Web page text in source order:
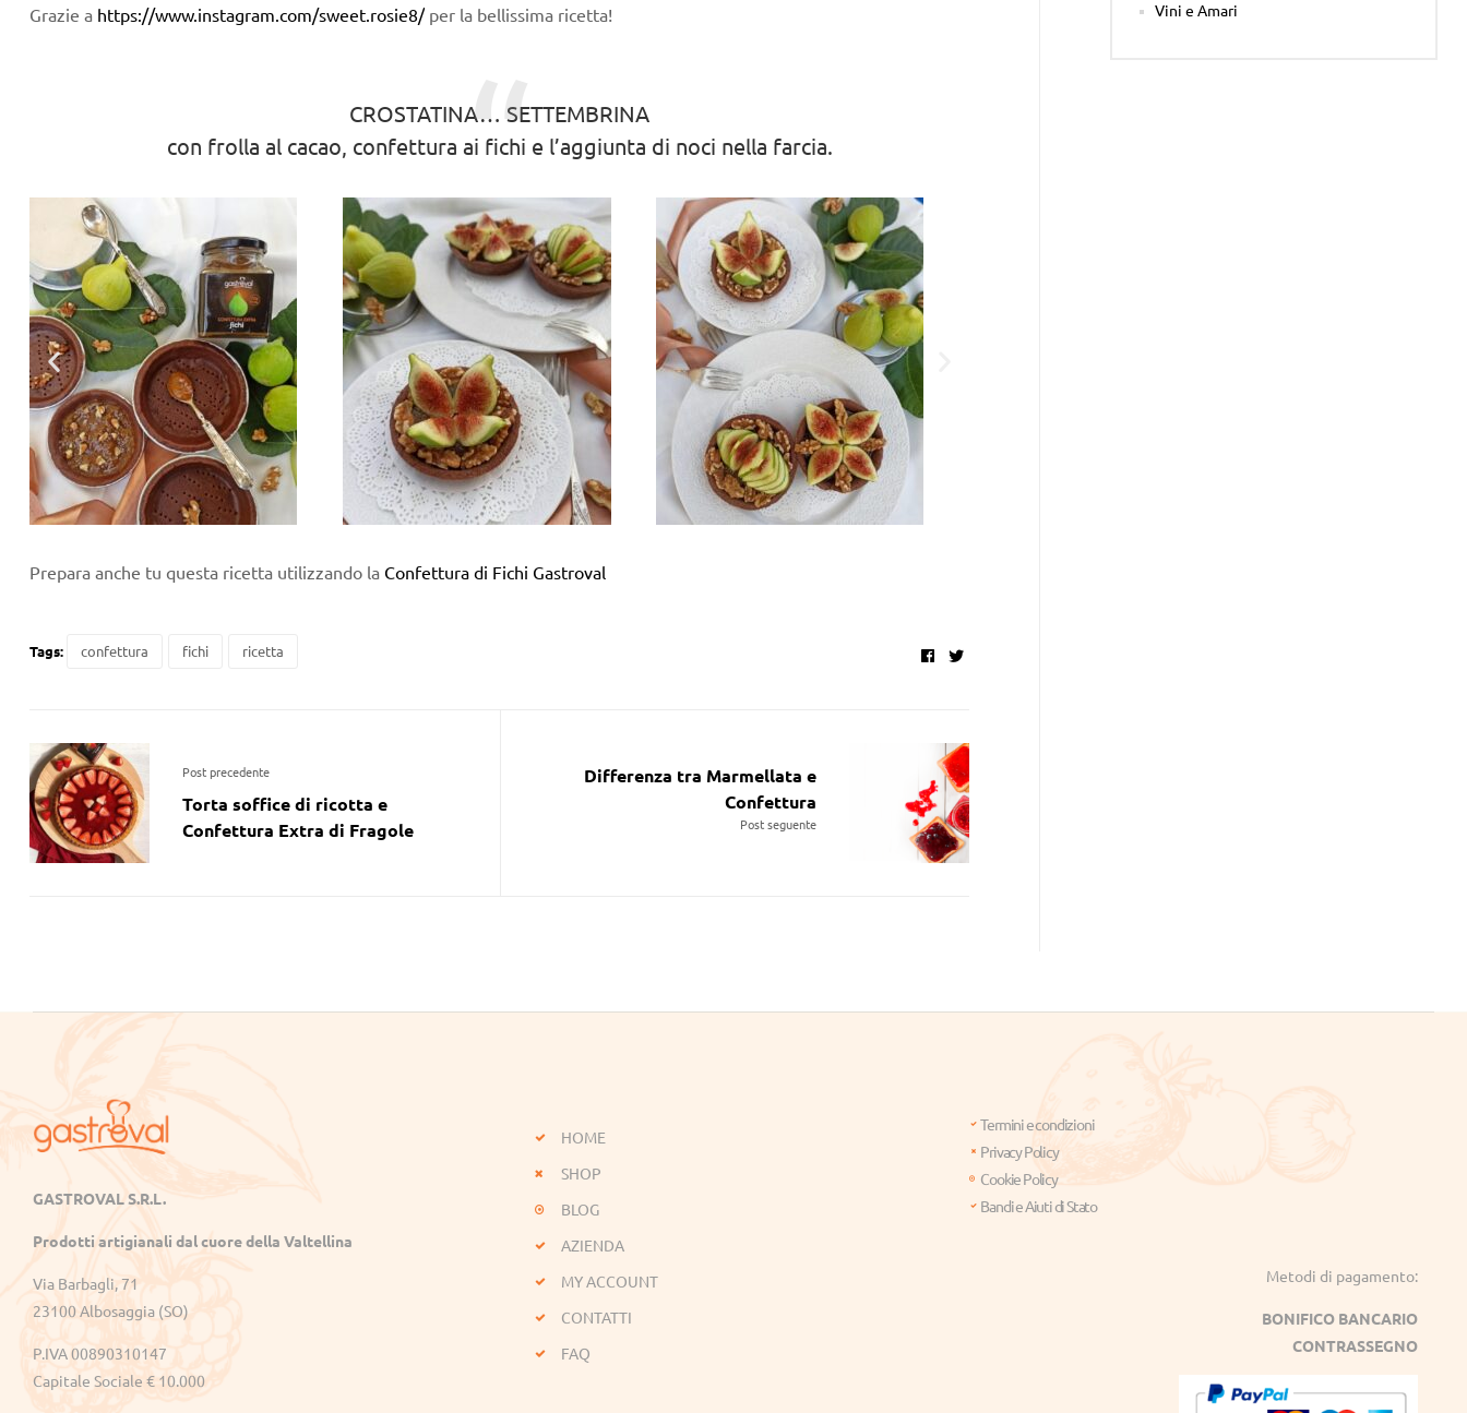
Grazie a https://www.instagram.com/sweet.rosie8/ per la bellissima ricetta!
CROSTATINA… SETTEMBRINA
con frolla al cacao, confettura ai fichi e l’aggiunta di noci nella farcia.
Prepara anche tu questa ricetta utilizzando la Confettura di Fichi Gastroval
Tags: confettura fichi ricetta Facebook
Twitter
Post precedente
Torta soffice di ricotta e
Confettura Extra di Fragole
Post seguente
Differenza tra Marmellata e
Confettura
Vini e Amari
Gastroval
Sapori
dalla
Valtellina:
marmellate,
crostate
GASTROVAL S.R.L.
Prodotti artigianali dal cuore della Valtellina
Via Barbagli, 71
23100 Albosaggia (SO)
P.IVA 00890310147
Capitale Sociale € 10.000
HOME
SHOP
BLOG
AZIENDA
MY ACCOUNT
CONTATTI
FAQ
Termini e condizioni
Privacy Policy
Cookie Policy
Bandi e Aiuti di Stato
Metodi di pagamento:
BONIFICO BANCARIO
CONTRASSEGNO